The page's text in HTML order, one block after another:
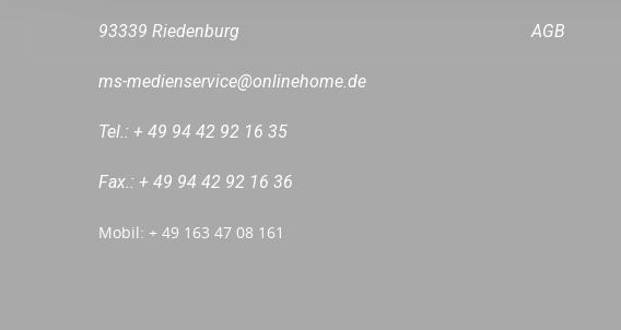
93339 Riedenburg
ms-medienservice@onlinehome.de
Tel.: + 49 94 42 92 16 35
Fax.: + 49 94 42 92 16 36
Mobil: + 49 163 47 08 161
AGB